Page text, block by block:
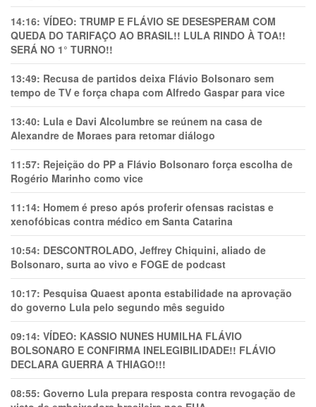
14:16: VÍDEO: TRUMP E FLÁVIO SE DESESPERAM COM
QUEDA DO TARIFAÇO AO BRASIL!! LULA RINDO À TOA!!
SERÁ NO 1° TURNO!!
13:49: Recusa de partidos deixa Flávio Bolsonaro sem
tempo de TV e força chapa com Alfredo Gaspar para vice
13:40: Lula e Davi Alcolumbre se reúnem na casa de
Alexandre de Moraes para retomar diálogo
11:57: Rejeição do PP a Flávio Bolsonaro força escolha de
Rogério Marinho como vice
11:14: Homem é preso após proferir ofensas racistas e
xenofóbicas contra médico em Santa Catarina
10:54: DESCONTROLADO, Jeffrey Chiquini, aliado de
Bolsonaro, surta ao vivo e FOGE de podcast
10:17: Pesquisa Quaest aponta estabilidade na aprovação
do governo Lula pelo segundo mês seguido
09:14: VÍDEO: KASSIO NUNES HUMlLHA FLÁVIO
BOLSONARO E CONFIRMA INELEGIBILIDADE!! FLÁVIO
DECLARA GUERRA A THIAGO!!!
08:55: Governo Lula prepara resposta contra revogação de